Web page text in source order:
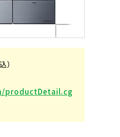
）
productDetail.cg